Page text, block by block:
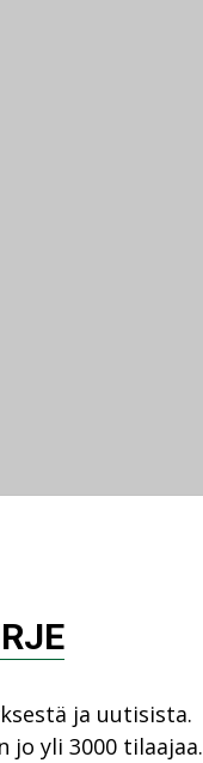
ja uutisista.
jo yli 3000 tilaajaa.